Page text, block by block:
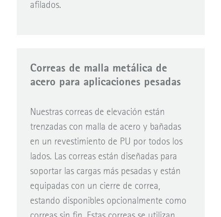
afilados.
Correas de malla metálica de
acero para aplicaciones pesadas
Nuestras correas de elevación están
trenzadas con malla de acero y bañadas
en un revestimiento de PU por todos los
lados. Las correas están diseñadas para
soportar las cargas más pesadas y están
equipadas con un cierre de correa,
estando disponibles opcionalmente como